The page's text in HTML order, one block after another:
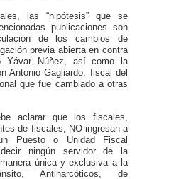
las “hipótesis” que se
publicaciones son
de los cambios de
previa abierta en contra
Yávar Núñez, así como la
Antonio Gagliardo, fiscal del
que fue cambiado a otras
aclarar que los fiscales,
de fiscales, NO ingresan a
Puesto o Unidad Fiscal
ningún servidor de la
única y exclusiva a la
Antinarcóticos, de